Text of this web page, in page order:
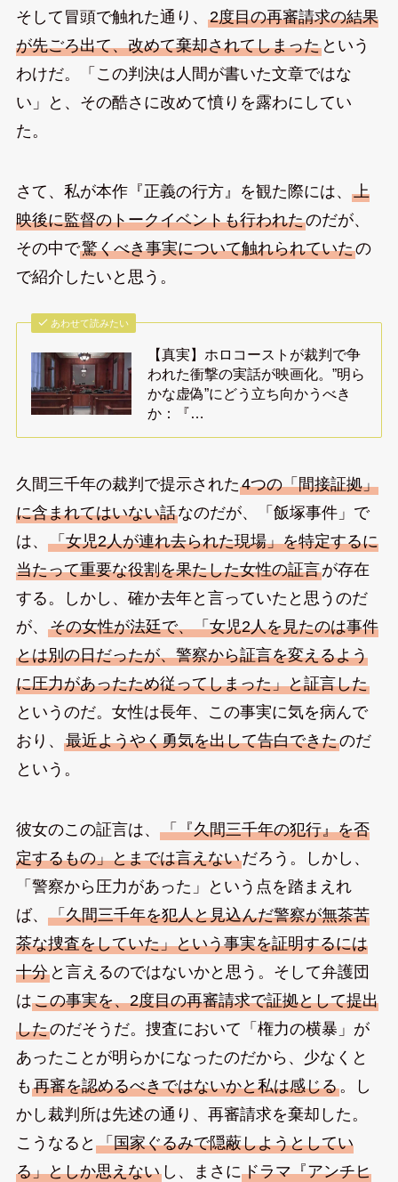
そして冒頭で触れた通り、 2度目の再審請求の結果
が先ごろ出て、改めて棄却されてしまったという
わけだ。「この判決は人間が書いた文章ではな
い」と、その酷さに改めて憤りを露わにしてい
た。
さて、私が本作『正義の行方』を観た際には、 上
映後に監督のトークイベントも行われたのだが、
その中で驚くべき事実について触れられていたの
で紹介したいと思う。
あわせて読みたい
【真実】ホロコーストが裁判で争
われた衝撃の実話が映画化。”明ら
かな虚偽”にどう立ち向かうべき
か：『…
久間三千年の裁判で提示された4つの「間接証拠」
に含まれてはいない話なのだが、「飯塚事件」で
は、 「女児2人が連れ去られた現場」を特定するに
当たって重要な役割を果たした女性の証言が存在
する。しかし、確か去年と言っていたと思うのだ
が、 その女性が法廷で、「女児2人を見たのは事件
とは別の日だったが、警察から証言を変えるよう
に圧力があったため従ってしまった」と証言した
というのだ。女性は長年、この事実に気を病んで
おり、 最近ようやく勇気を出して告白できたのだ
という。
彼女のこの証言は、 「『久間三千年の犯行』を否
定するもの」とまでは言えないだろう。しかし、
「警察から圧力があった」という点を踏まえれ
ば、 「久間三千年を犯人と見込んだ警察が無茶苦
茶な捜査をしていた」という事実を証明するには
十分と言えるのではないかと思う。そして弁護団
はこの事実を、2度目の再審請求で証拠として提出
したのだそうだ。捜査において「権力の横暴」が
あったことが明らかになったのだから、少なくと
も再審を認めるべきではないかと私は感じる。し
かし裁判所は先述の通り、再審請求を棄却した。
こうなると 「国家ぐるみで隠蔽しようとしてい
る」としか思えないし、まさにドラマ『アンチヒ